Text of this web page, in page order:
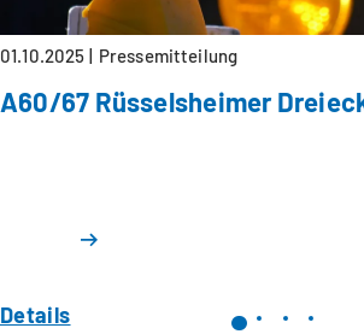
01.10.2025 Pressemitteilung
A60/67 Rüsselsheimer
Details